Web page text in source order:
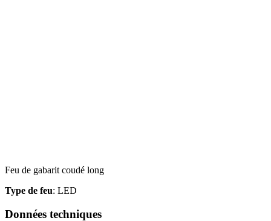
Feu de gabarit coudé long
Type de feu: LED
Données techniques